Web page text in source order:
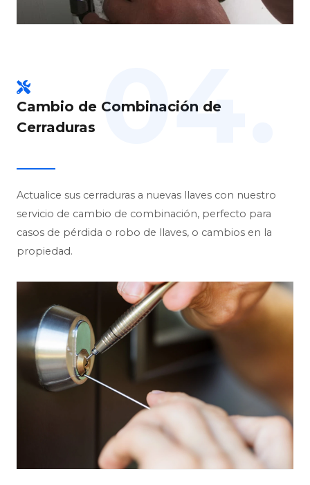
Cambio de Combinación de
Cerraduras 04.
Actualice sus cerraduras a nuevas llaves con nuestro
servicio de cambio de combinación, perfecto para
casos de pérdida o robo de llaves, o cambios en la
propiedad.